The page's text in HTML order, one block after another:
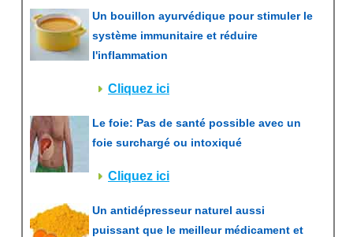
Un bouillon ayurvédique pour stimuler le
système immunitaire et réduire
l'inflammation
Cliquez ici
Le foie: Pas de santé possible avec un
foie surchargé ou intoxiqué
Cliquez ici
Un antidépresseur naturel aussi
puissant que le meilleur médicament et